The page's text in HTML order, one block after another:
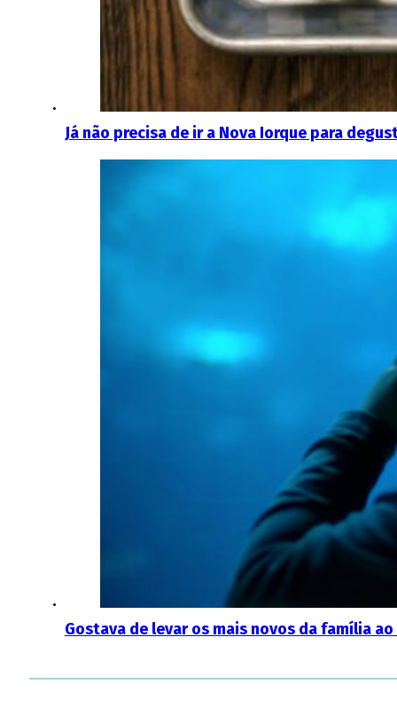
Já não precisa de ir a Nova Iorque para
Gostava de levar os mais novos da família